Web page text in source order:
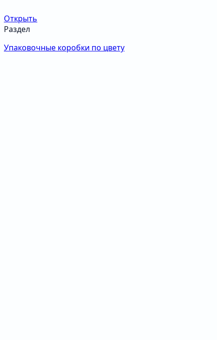
Открыть
Раздел
Упаковочные коробки по цвету